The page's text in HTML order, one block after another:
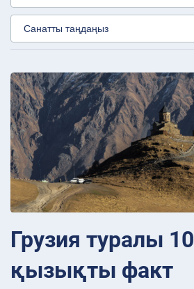
Грузия туралы 10
қызықты факт